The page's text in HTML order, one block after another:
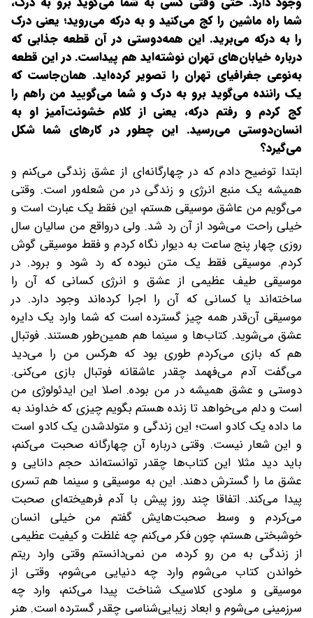
شما راه ماشین را کج می‌کنید و به درکه می‌روید؛ یعنی درک
را به درکه می‌برید. این همه‌دوستی در آن قطعه جذابی که
درباره خیابان‌های تهران نوشته‌اید هم پیداست. در این قطعه
به‌نوعی جغرافیای تهران را تصویر کرده‌اید. همان‌جاست که
یک راننده می‌گوید برو به درک و شما می‌گویید من راهم را
کج کردم و رفتم درکه، یعنی از کلام خشونت‌آمیز او به
انسان‌دوستی می‌رسید. این چطور در کارهای شما شکل
می‌گیرد؟
ابتدا توضیح دادم که در چهارگانه‌ای از عشق زندگی می‌کنم و
همیشه یک منبع انرژی و زندگی در من شعله‌ور است. وقتی
می‌گویم من عاشق موسیقی هستم، این فقط یک عبارت است و
خیلی راحت می‌شود از آن رد شد. ولی درواقع من سالیان سال
روزی چهار پنج ساعت به دیوار نگاه کردم و فقط موسیقی گوش
کردم. موسیقی فقط یک متن نبوده که رد شود و برود. در
موسیقی طیف عظیمی از عشق و انرژی کسانی که آن را
ساخته‌اند یا کسانی که آن را اجرا کرده‌اند وجود دارد. در
موسیقی آن‌قدر همه ‌چیز گسترده است که شما وارد یک دایره
عشق می‌شوید. کتاب‌ها و سینما هم همین‌طور هستند. فوتبال
هم که بازی می‌کردم طوری بود که هرکس من را می‌دید
می‌گفت آدم می‌فهمد چقدر عاشقانه فوتبال بازی می‌کنی.
دوستی و عشق همیشه در من بوده. اصلا این ایدئولوژی من
است و دلم می‌خواهد تا زنده هستم بگویم چیزی که خداوند به
ما داده یک کادو است؛ این زندگی و متولدشدن یک کادو است
و این شعار نیست. وقتی درباره آن چهارگانه صحبت می‌کنم،
باید دید مثلا این کتاب‌ها چقدر توانسته‌اند حجم دانایی و
عشق ما را گسترش دهند. این به موسیقی و سینما هم تسری
پیدا می‌کند. اتفاقا چند روز پیش با آدم فرهیخته‌ای صحبت
می‌کردم و وسط صحبت‌هایش گفتم من خیلی انسان
خوشبختی هستم، چون فکر می‌کنم چه غلظت و کیفیت عظیمی
از زندگی به من رو کرده، من نمی‌دانستم وقتی وارد ریتم
خواندن کتاب می‌شوم وارد چه دنیایی می‌شوم، وقتی از
موسیقی و ملودی کلاسیک شناخت پیدا می‌کنم، وارد چه
سرزمینی می‌شوم و ابعاد زیبایی‌شناسی چقدر گسترده است. هنر